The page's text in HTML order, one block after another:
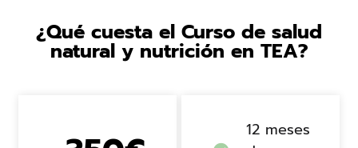
¿Qué cuesta el Curso de salud
natural y nutrición en TEA?
12 meses